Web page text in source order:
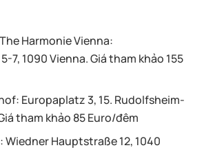
Harmonie Vienna:
7, 1090 Vienna. Giá tham khảo 155
: Europaplatz 3, 15. Rudolfsheim-
tham khảo 85 Euro/đêm
: Wiedner Hauptstraße 12, 1040